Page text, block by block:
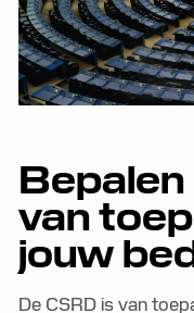
van
jouw
De CSRD is van